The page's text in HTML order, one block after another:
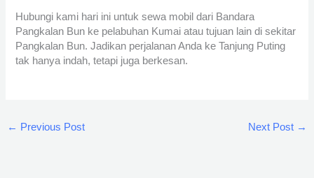
Hubungi kami hari ini untuk sewa mobil dari Bandara
Pangkalan Bun ke pelabuhan Kumai atau tujuan lain di sekitar
Pangkalan Bun. Jadikan perjalanan Anda ke Tanjung Puting
tak hanya indah, tetapi juga berkesan.
← Previous Post Next Post →